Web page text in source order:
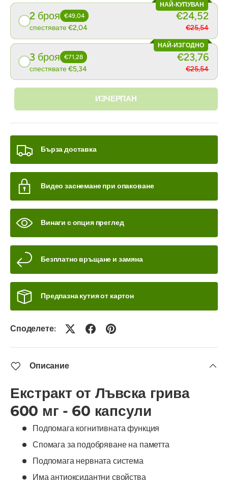
НАЙ-КУПУВАН
2 броя €49,04
спестявате €2,04
€24,52
€25,54
НАЙ-ИЗГОДНО
3 броя €71,28
спестявате €5,34
€23,76
€25,54
ИЗЧЕРПАН
Бърза доставка
Видео заснемане при опаковане
Винаги с опция преглед
Безплатно връщане и замяна
Предпазна кутия от картон
Споделете:
Описание
Екстракт от Лъвска грива
600 мг - 60 капсули
Подпомага когнитивната функция
Спомага за подобряване на паметта
Подпомага нервната система
Има антиоксидантни свойства